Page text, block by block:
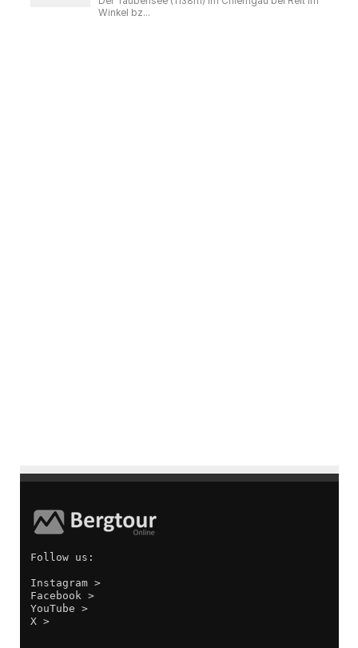
Follow us:
Instagram >
Facebook >
YouTube >
X >